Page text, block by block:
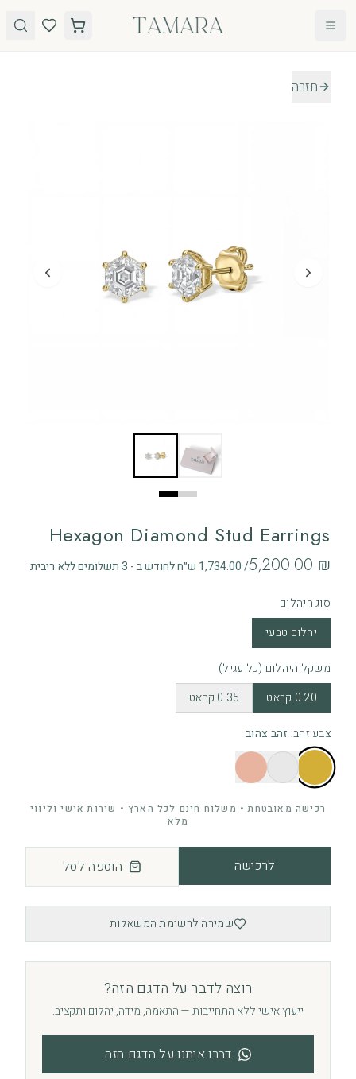
הטבעות
חזרה
Hexagon Diamond Stud Earrings
‏5,200.00 ₪ / 1,734.00 ש״ח לחודש ב - 3 תשלומים ללא ריבית
סוג היהלום
יהלום טבעי
משקל היהלום (כל עגיל)
0.20 קראט
0.35 קראט
צבע זהב: זהב צהוב
רכישה מאובטחת • משלוח חינם לכל הארץ • שירות אישי וליווי
מלא
לרכישה הוספה לסל
שמירה לרשימת המשאלות
רוצה לדבר על הדגם הזה?
ייעוץ אישי ללא התחייבות — התאמה, מידה, יהלום ותקציב.
דברו איתנו על הדגם הזה